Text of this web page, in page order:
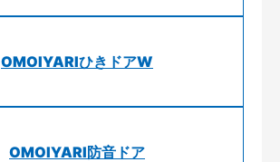
OMOIYARIひきドアW
OMOIYARI防音ドア